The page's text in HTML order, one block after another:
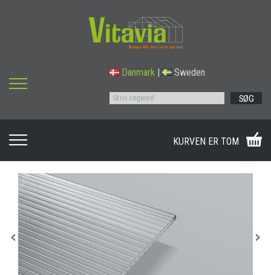
Danmark Sweden
SØG
KURVEN ER TOM